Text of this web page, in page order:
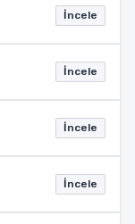
İncele
İncele
İncele
İncele